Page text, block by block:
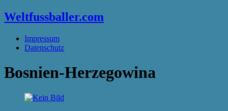
Weltfussballer.com
Impressum
Datenschutz
Bosnien-Herzegowina